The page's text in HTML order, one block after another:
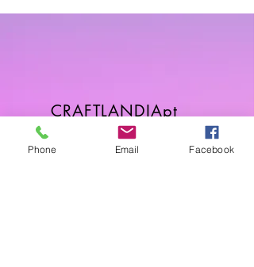
CRAFTLANDIApt
Phone Email Facebook